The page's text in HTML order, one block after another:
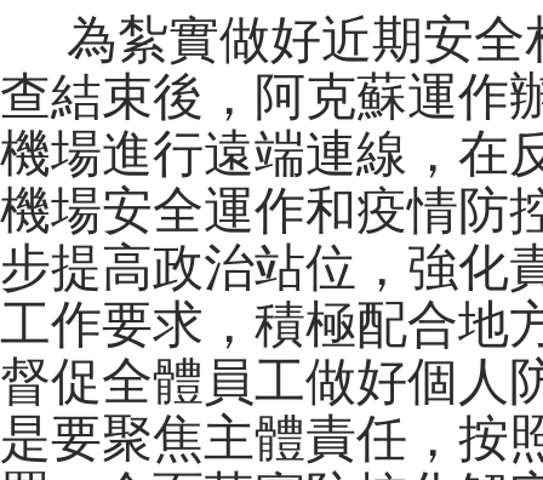
為紮實做好近期安全
查結束後，阿克蘇運作
機場進行遠端連線，在
機場安全運作和疫情防
步提高政治站位，強化
工作要求，積極配合地
督促全體員工做好個人
是要聚焦主體責任，按